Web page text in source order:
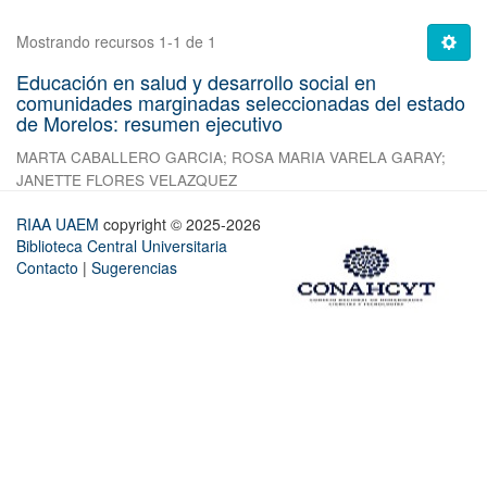
Mostrando recursos 1-1 de 1
Educación en salud y desarrollo social en
comunidades marginadas seleccionadas del estado
de Morelos: resumen ejecutivo
MARTA CABALLERO GARCIA; ROSA MARIA VARELA GARAY;
JANETTE FLORES VELAZQUEZ
RIAA UAEM copyright © 2025-2026
Biblioteca Central Universitaria
Contacto | Sugerencias